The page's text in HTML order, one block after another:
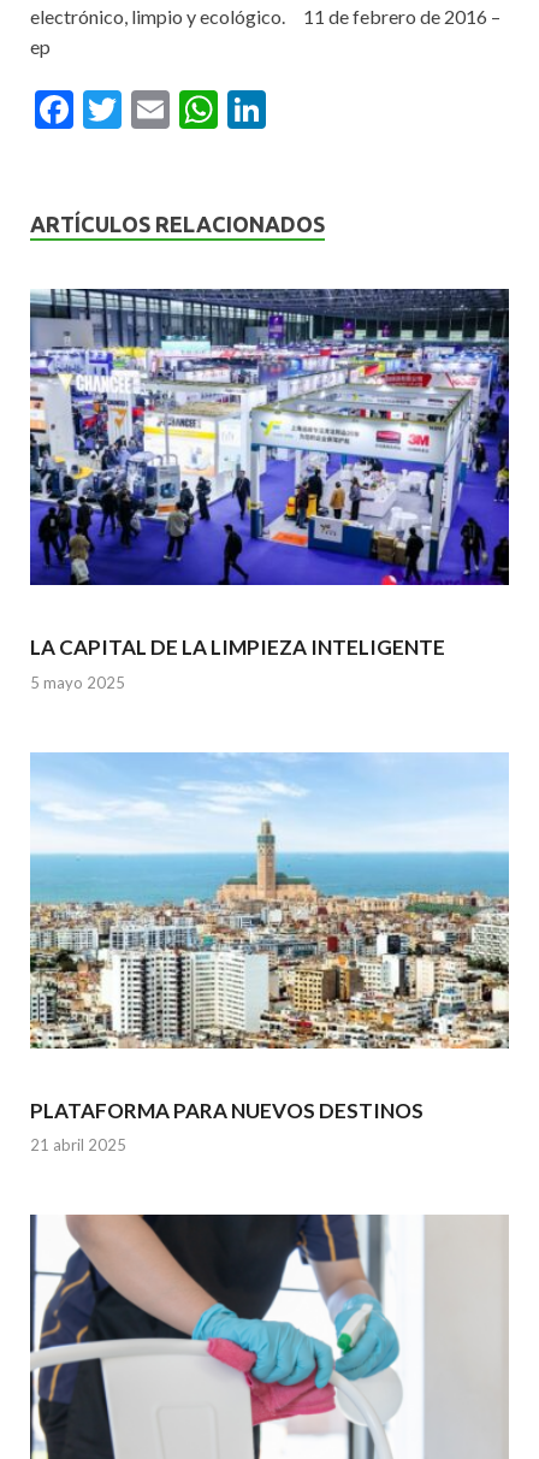
electrónico, limpio y ecológico. 11 de febrero de 2016 –
ep​
F
b
o
k
T
er
E
l
W
s
p
p
dI
ARTÍCULOS RELACIONADOS
LA CAPITAL DE LA LIMPIEZA INTELIGENTE
5 mayo 2025
PLATAFORMA PARA NUEVOS DESTINOS
21 abril 2025